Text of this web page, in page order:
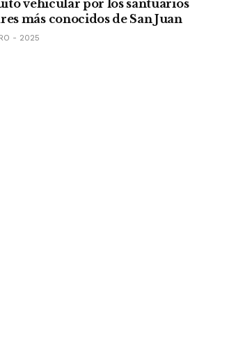
vehicular por los santuarios
más conocidos de San Juan
- 2025